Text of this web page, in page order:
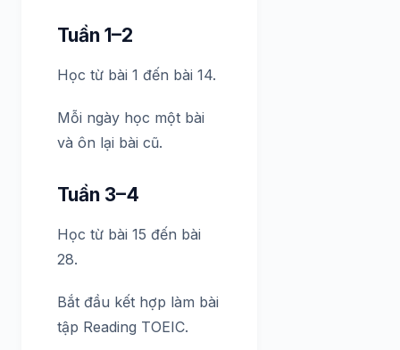
Tuần 1–2
Học từ bài 1 đến bài 14.
Mỗi ngày học một bài
và ôn lại bài cũ.
Tuần 3–4
Học từ bài 15 đến bài
28.
Bắt đầu kết hợp làm bài
tập Reading TOEIC.